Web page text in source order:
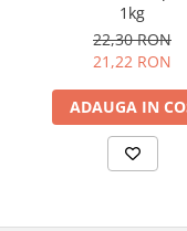
1kg
22,30 RON
21,22 RON
ADAUGA IN